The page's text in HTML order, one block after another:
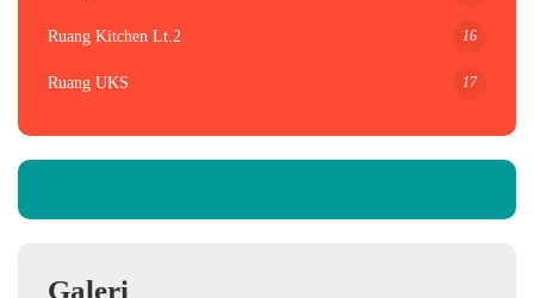
Ruang Kitchen Lt.2 16
Ruang UKS 17
Galeri